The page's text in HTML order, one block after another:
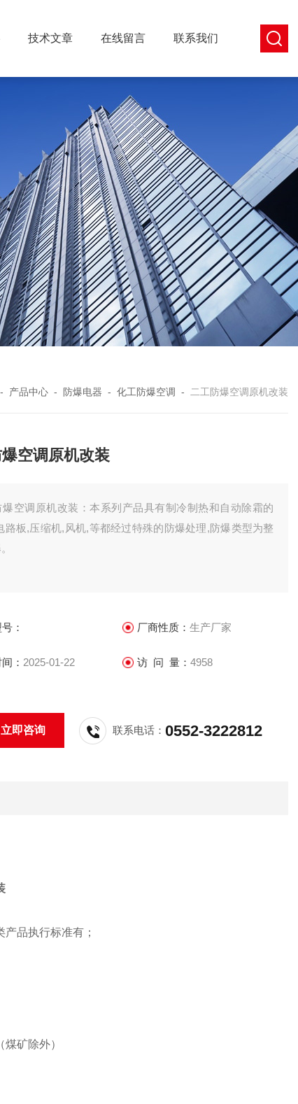
技术文章 在线留言 联系我们
- 产品中心 - 防爆电器 - 化工防爆空调 - 二工防爆空调原机改装
空调原机改装
爆空调原机改装：本系列产品具有制冷制热和自动除霜的
路板,压缩机,风机,等都经过特殊的防爆处理,防爆类型为整
： 厂商性质： 生产厂家
： 2025-01-22 访 问 量： 4958
立即咨询 联系电话：0552-3222812
品执行标准有；
矿除外）